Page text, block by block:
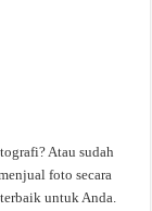
Atau sudah
foto secara
untuk Anda.